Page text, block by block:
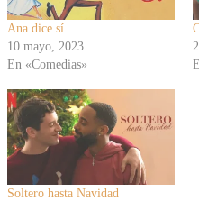
Ana dice sí
10 mayo, 2023
En «Comedias»
Soltero hasta Navidad